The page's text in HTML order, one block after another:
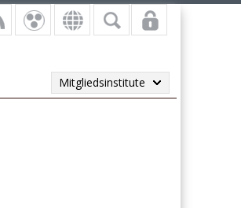
Mitgliedsinstitute